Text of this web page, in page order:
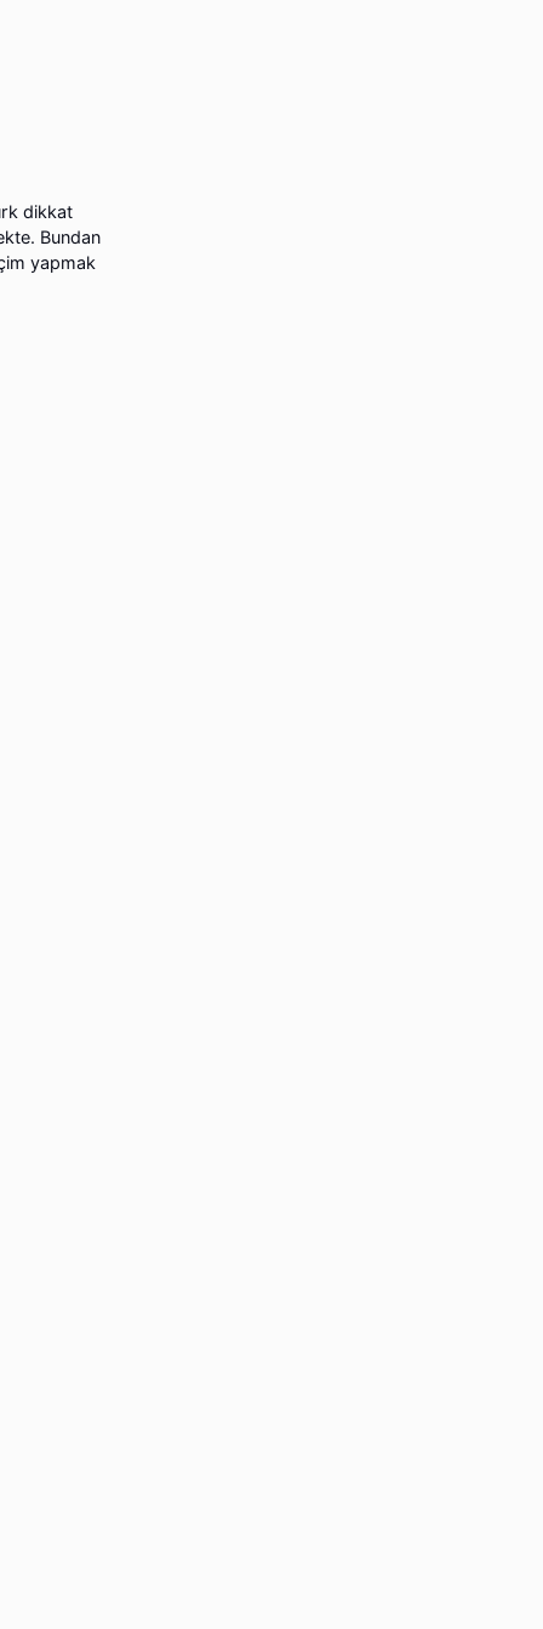
dikkat
Bundan
yapmak